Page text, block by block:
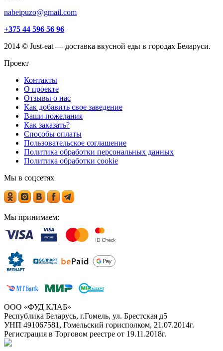
nabeipuzo@gmail.com
+375 44 596 56 96
2014 © Just-eat — доставка вкусной еды в городах Беларуси.
Проект
Контакты
О проекте
Отзывы о нас
Как добавить свое заведение
Ваши пожелания
Как заказать?
Способы оплаты
Пользовательское соглашение
Политика обработки персональных данных
Политика обработки cookie
Мы в соцсетях
Мы принимаем:
ООО «ФУД КЛАБ»
Республика Беларусь, г.Гомель, ул. Брестская д5
УНП 491067581, Гомельский горисполком, 21.07.2014г.
Регистрация в Торговом реестре от 19.11.2018г.